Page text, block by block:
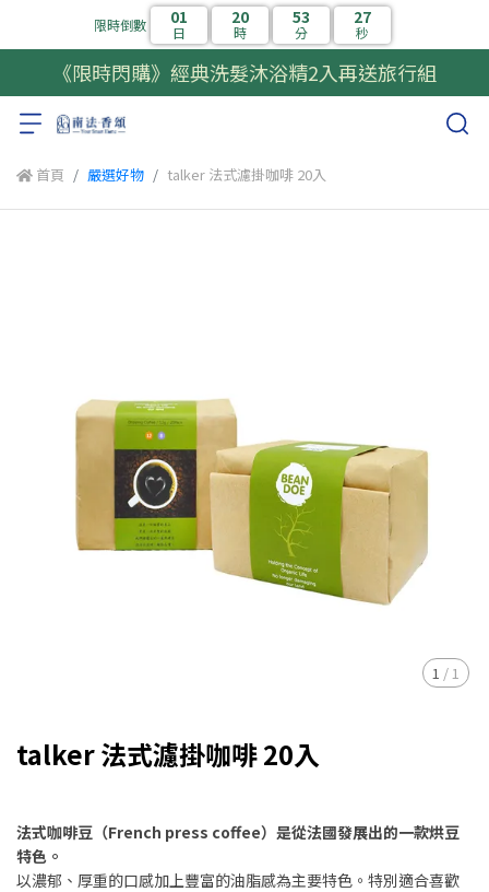
限時倒數 01
日
20
時
53
分
27
秒
《限時閃購》經典洗髮沐浴精2入再送旅行組
首頁 嚴選好物 talker 法式濾掛咖啡 20入
1 / 1
talker 法式濾掛咖啡 20入
法式咖啡豆（French press coffee）是從法國發展出的一款烘豆
特色。
以濃郁、厚重的口感加上豐富的油脂感為主要特色。特別適合喜歡